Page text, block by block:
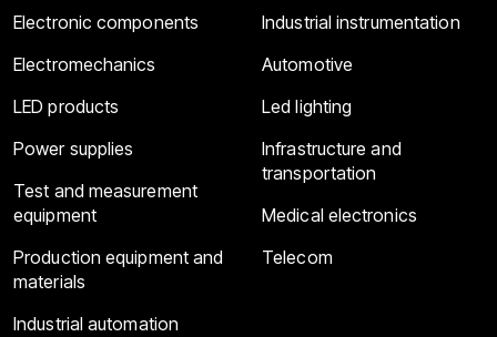
Electronic components
Electromechanics
LED products
Power supplies
Test and measurement
equipment
Production equipment and
materials
Industrial automation
Industrial instrumentation
Automotive
Led lighting
Infrastructure and
transportation
Medical electronics
Telecom